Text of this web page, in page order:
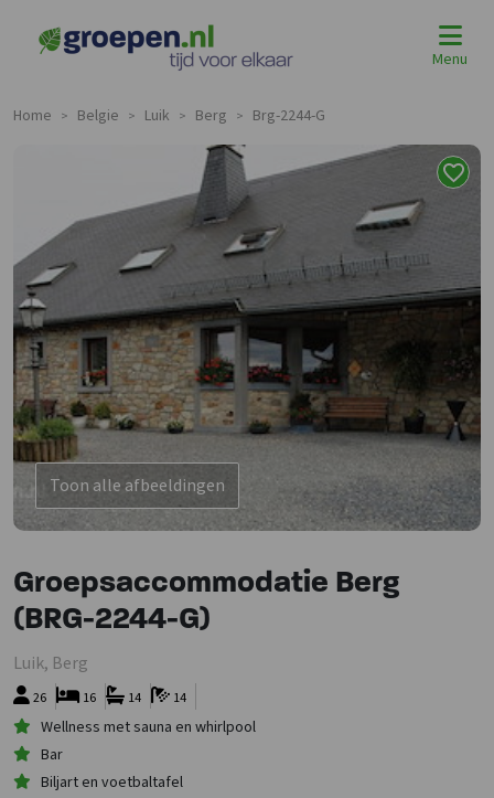
Menu
Home > Belgie > Luik > Berg > Brg-2244-G
Toon alle afbeeldingen
Groepsaccommodatie Berg
(BRG-2244-G)
Luik, Berg
26 14
14
16
Wellness met sauna en whirlpool
Bar
Biljart en voetbaltafel